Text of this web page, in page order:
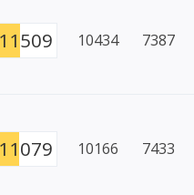
11509 10434 7387
11079 10166 7433